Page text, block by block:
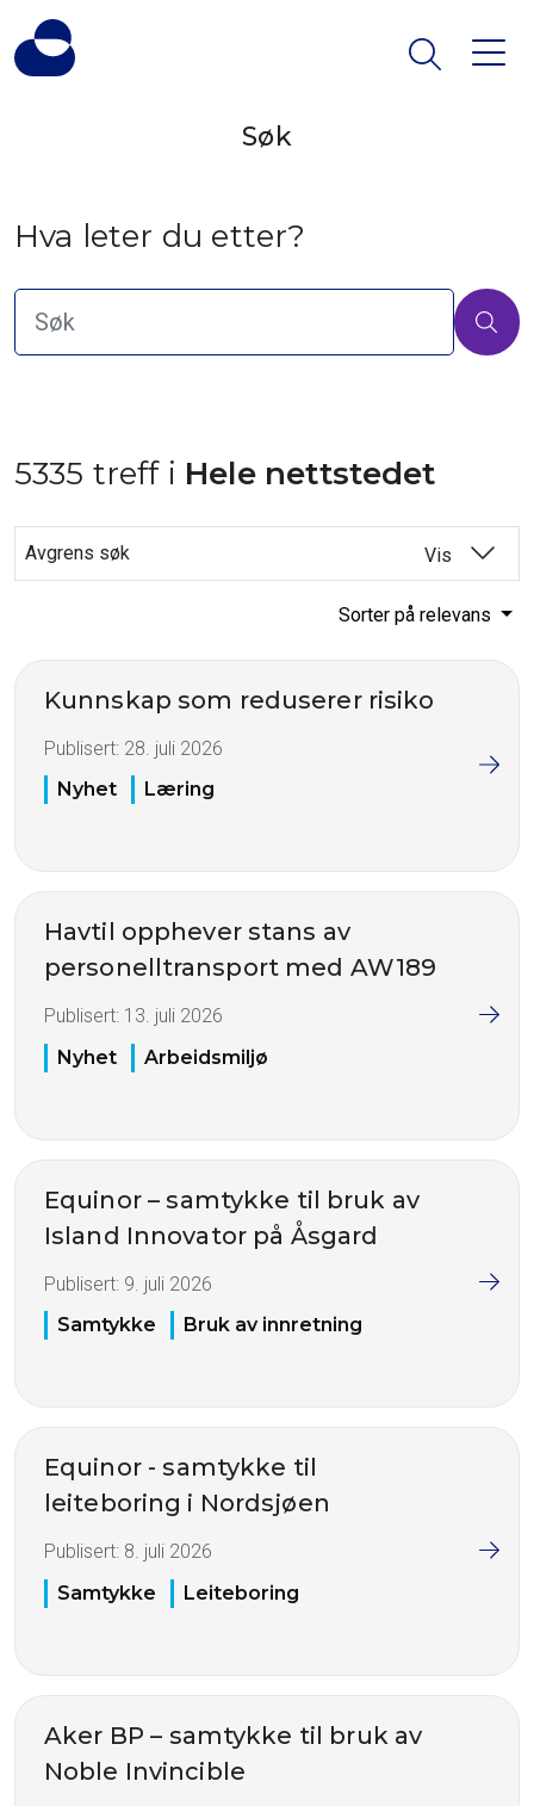
Søk
Hva leter du etter?
5335 treff i Hele nettstedet
Avgrens søk Vis
Sorter på relevans
Kunnskap som reduserer risiko
Publisert: 28. juli 2026
Nyhet
Læring
Havtil opphever stans av
personelltransport med AW189
Publisert: 13. juli 2026
Nyhet
Arbeidsmiljø
Equinor – samtykke til bruk av
Island Innovator på Åsgard
Publisert: 9. juli 2026
Samtykke
Bruk av innretning
Equinor - samtykke til
leiteboring i Nordsjøen
Publisert: 8. juli 2026
Samtykke
Leiteboring
Aker BP – samtykke til bruk av
Noble Invincible